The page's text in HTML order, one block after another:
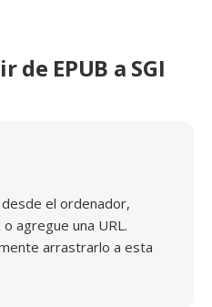
de EPUB a SGI
el ordenador,
agregue una URL.
arrastrarlo a esta